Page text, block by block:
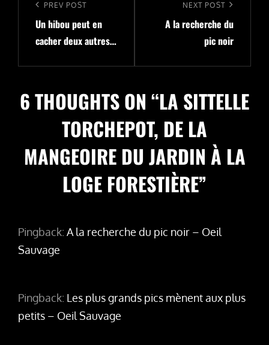
l’article
Previous
Post
PREV POST
Un hibou peut en
cacher deux autres…
Post
NEXT POST
A la recherche du
pic noir
6 THOUGHTS ON “LA SITTELLE
TORCHEPOT, DE LA
MANGEOIRE DU JARDIN À LA
LOGE FORESTIÈRE”
Pingback: A la recherche du pic noir – Oeil
Sauvage
Pingback: Les plus grands pics mènent aux plus
petits – Oeil Sauvage